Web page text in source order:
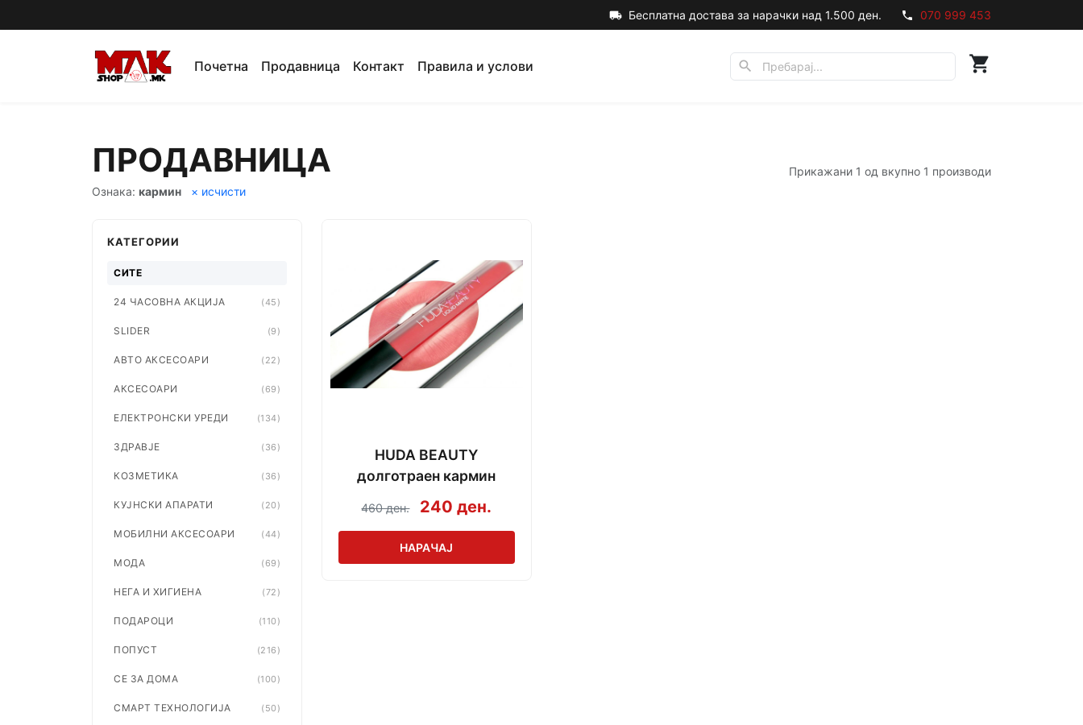
local_shipping Бесплатна достава за нарачки над 1.500 ден. phone 070 999 453
Почетна Продавница Контакт Правила и услови search shopping_cart
ПРОДАВНИЦА
Ознака: кармин × исчисти
Прикажани 1 од вкупно 1 производи
КАТЕГОРИИ
СИТЕ
24 ЧАСОВНА АКЦИЈА (45)
SLIDER (9)
АВТО АКСЕСОАРИ (22)
АКСЕСОАРИ (69)
ЕЛЕКТРОНСКИ УРЕДИ (134)
ЗДРАВЈЕ (36)
КОЗМЕТИКА (36)
КУЈНСКИ АПАРАТИ (20)
МОБИЛНИ АКСЕСОАРИ (44)
МОДА (69)
НЕГА И ХИГИЕНА (72)
ПОДАРОЦИ (110)
ПОПУСТ (216)
СЕ ЗА ДОМА (100)
СМАРТ ТЕХНОЛОГИЈА (50)
HUDA BEAUTY
долготраен кармин
460 ден. 240 ден.
НАРАЧАЈ